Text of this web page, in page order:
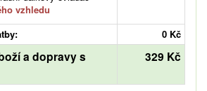
vzhledu
0 Kč
a dopravy s
329 Kč